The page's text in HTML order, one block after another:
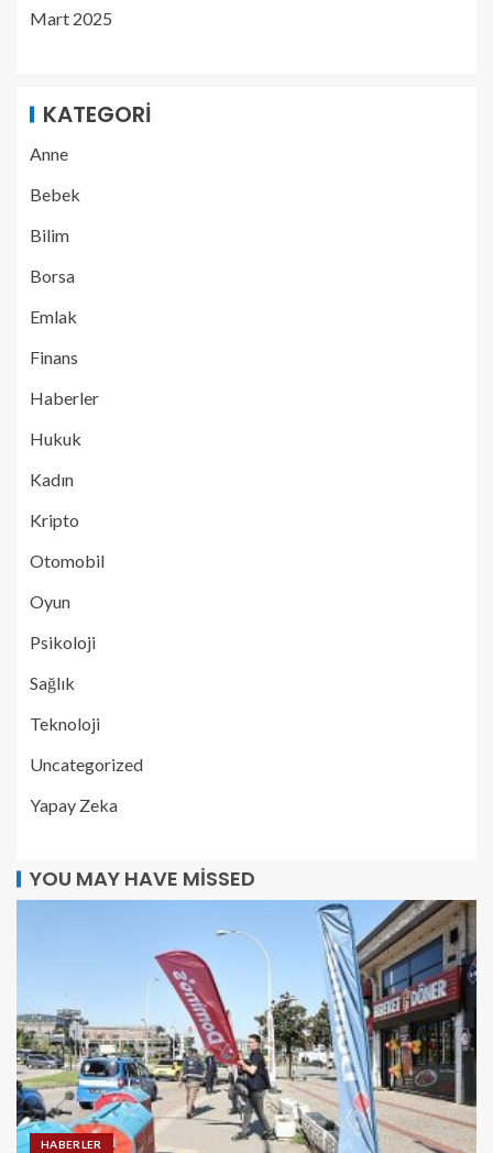
Mart 2025
KATEGORI
Anne
Bebek
Bilim
Borsa
Emlak
Finans
Haberler
Hukuk
Kadın
Kripto
Otomobil
Oyun
Psikoloji
Sağlık
Teknoloji
Uncategorized
Yapay Zeka
YOU MAY HAVE MISSED
HABERLER